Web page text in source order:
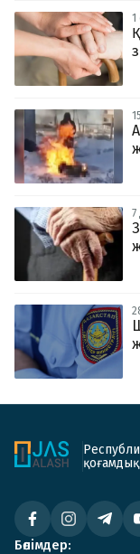
1
7
Бөлімдер: